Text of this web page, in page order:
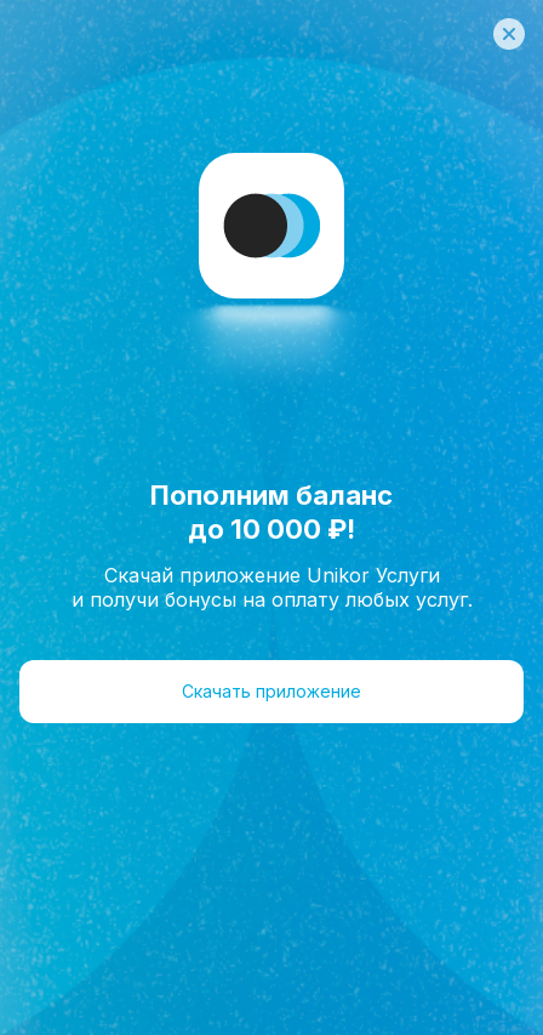
Исполнить мечту!
Главная
Илясова
Наталья Константиновна
Агент
+7(962)547-70-20
Объекты 56 Отзывы 0
Пополним баланс
до 10 000 ₽!
Скачай приложение Unikor Услуги
и получи бонусы на оплату любых услуг.
Скачать приложение